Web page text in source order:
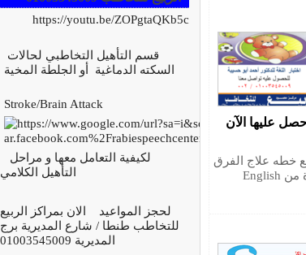
عليها الآن
خطه علاج الفرق
بين .. مقياس اللغة لــــ د.أبو حسيبه / معرب و مستوحاة من English
https://youtu.be/ZOPgtaQKb5c
السكته الدماغية أو الجلطة المخية
Stroke/Brain Attack
لحجز المواعيد الان بمراكز الربيع
للتخاطب طنطا / شارع المديرية برج
المديرية 01003545009